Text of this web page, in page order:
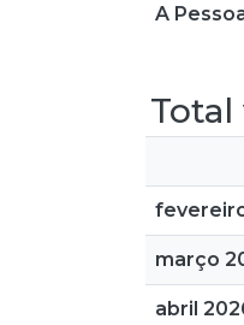
A
março
abril